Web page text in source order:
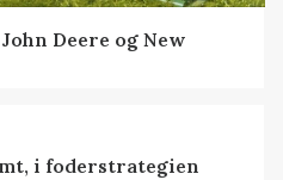
Deere og New
i foderstrategien